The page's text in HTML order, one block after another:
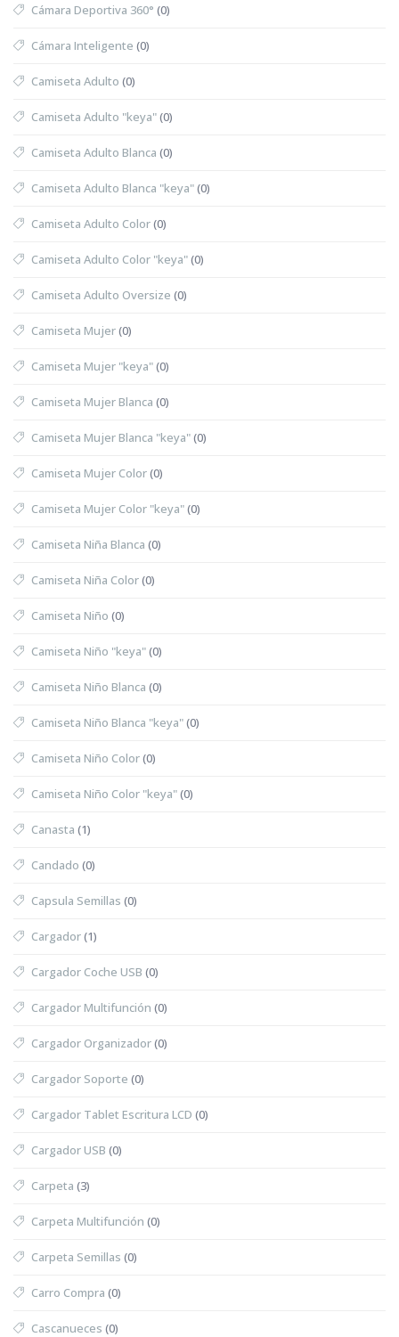
Cámara Deportiva 360° (0)
Cámara Inteligente (0)
Camiseta Adulto (0)
Camiseta Adulto "keya"(0)
Camiseta Adulto Blanca (0)
Camiseta Adulto Blanca "keya"(0)
Camiseta Adulto Color(0)
Camiseta Adulto Color "keya"(0)
Camiseta Adulto Oversize (0)
Camiseta Mujer(0)
Camiseta Mujer "keya"(0)
Camiseta Mujer Blanca (0)
Camiseta Mujer Blanca "keya"(0)
Camiseta Mujer Color(0)
Camiseta Mujer Color "keya"(0)
Camiseta Niña Blanca (0)
Camiseta Niña Color(0)
Camiseta Niño (0)
Camiseta Niño "keya"(0)
Camiseta Niño Blanca (0)
Camiseta Niño Blanca "keya"(0)
Camiseta Niño Color(0)
Camiseta Niño Color "keya"(0)
Canasta (1)
Candado (0)
Capsula Semillas (0)
Cargador(1)
Cargador Coche USB (0)
Cargador Multifunción (0)
Cargador Organizador(0)
Cargador Soporte (0)
Cargador Tablet Escritura LCD (0)
Cargador USB (0)
Carpeta (3)
Carpeta Multifunción (0)
Carpeta Semillas (0)
Carro Compra (0)
Cascanueces (0)